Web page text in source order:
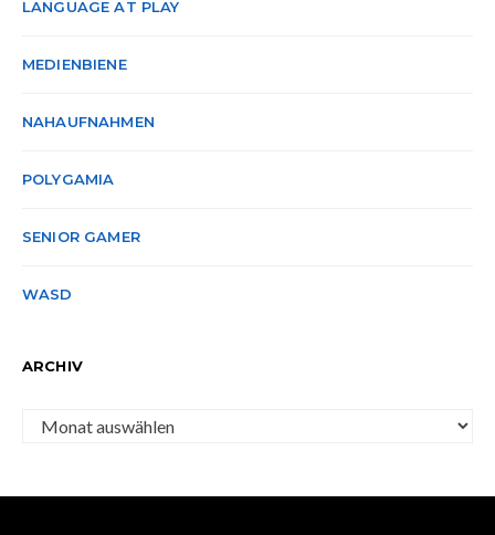
LANGUAGE AT PLAY
MEDIENBIENE
NAHAUFNAHMEN
POLYGAMIA
SENIOR GAMER
WASD
ARCHIV
Archiv